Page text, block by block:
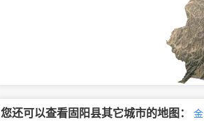
您还可以查看固阳县其它城市的地图：